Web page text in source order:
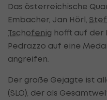
Das österreichische
Embacher, Jan Hörl,
Tschofenig hofft auf der
Pedrazzo auf eine
angreifen.
Der große Gejagte ist
(SLO), der als